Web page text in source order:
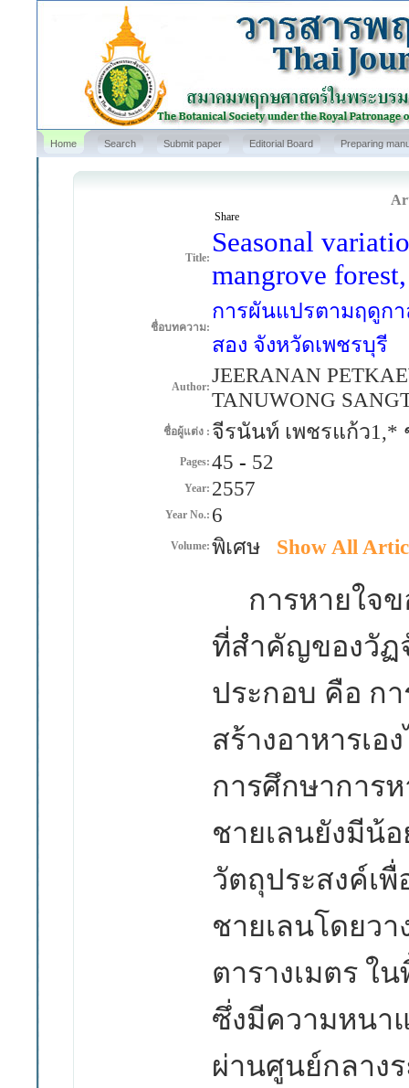
Home Search Submit paper Editorial Board Preparing
Share
Title: Seasonal
mangrove
ชื่อบทความ:
การผันแปรตามฤดูก
สอง จังหวัดเพชรบุรี
Author: JEERANAN
TANUWONG
ชื่อผู้แต่ง : จีรนันท์ เพชรแก้ว1,*
Pages: 45 - 52
Year: 2557
Year No.: 6
Volume: พิเศษ Show All
การหายใจข
ที่สำคัญของวัฏ
ประกอบ คือ ก
สร้างอาหารเอ
การศึกษาการ
ชายเลนยังมีน้
วัตถุประสงค์เ
ชายเลนโดยว
ตารางเมตร ใ
ซึ่งมีความหนา
ผ่านศูนย์กลาง